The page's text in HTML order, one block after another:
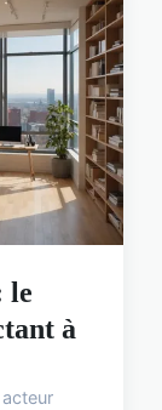
le
à